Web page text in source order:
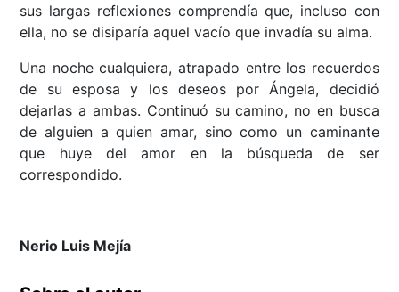
sus largas reflexiones comprendía que, incluso con
ella, no se disiparía aquel vacío que invadía su alma.
Una noche cualquiera, atrapado entre los recuerdos
de su esposa y los deseos por Ángela, decidió
dejarlas a ambas. Continuó su camino, no en busca
de alguien a quien amar, sino como un caminante
que huye del amor en la búsqueda de ser
correspondido.
Nerio Luis Mejía